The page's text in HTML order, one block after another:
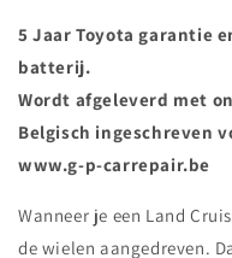
5 Jaar Toyota garantie
batterij.
Wordt afgeleverd met
Belgisch ingeschreven
www.g-p-carrepair.be
Wanneer je een Land
de wielen aangedreven.